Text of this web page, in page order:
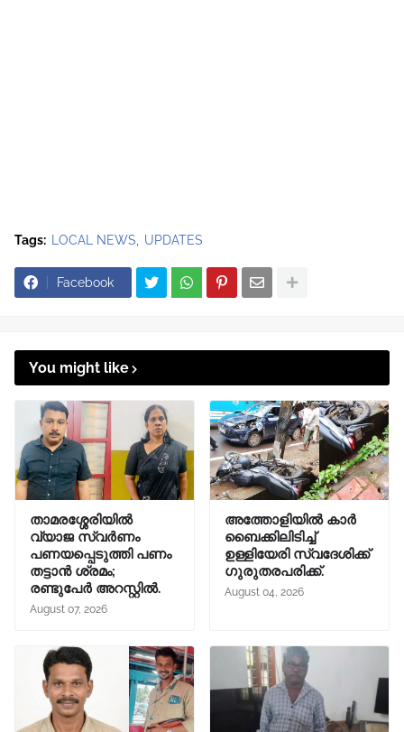
Tags: LOCAL NEWS UPDATES
Facebook
You might like
താമരശ്ശേരിയിൽ
വ്യാജ സ്വർണം
പണയപ്പെടുത്തി പണം
തട്ടാൻ ശ്രമം;
രണ്ടുപേർ അറസ്റ്റിൽ.
August 07, 2026
അത്തോളിയിൽ കാർ
ബൈക്കിലിടിച്ച്
ഉള്ളിയേരി സ്വദേശിക്ക്
ഗുരുതരപരിക്ക്.
August 04, 2026